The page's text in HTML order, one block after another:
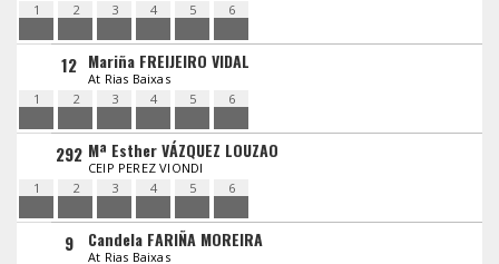
1
2 3 4 5 6
12 Mariña FREIJEIRO VIDAL
At Rias Baixas
1
2 3 4 5 6
292 Mª Esther VÁZQUEZ LOUZAO
CEIP PEREZ VIONDI
1
2 3 4 5 6
9 Candela FARIÑA MOREIRA
At Rias Baixas